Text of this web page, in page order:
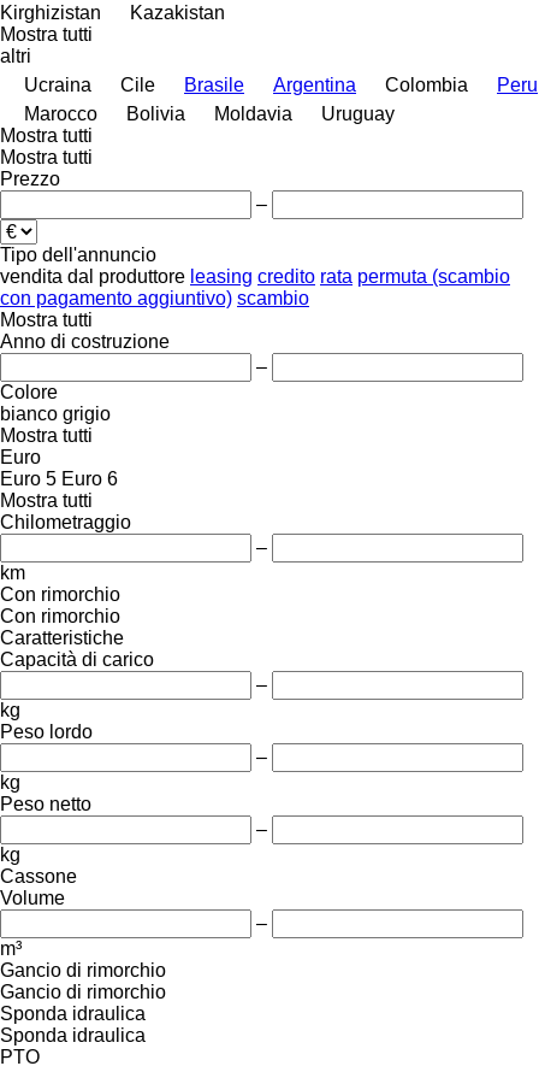
Kirghizistan
Kazakistan
Mostra tutti
altri
Ucraina
Cile Brasile Argentina Colombia
Peru
Marocco
Bolivia Moldavia
Uruguay
Mostra tutti
Mostra tutti
Prezzo
–
Tipo dell'annuncio
vendita dal produttore leasing credito rata permuta (scambio
con pagamento aggiuntivo) scambio
Mostra tutti
Anno di costruzione
–
Colore
bianco grigio
Mostra tutti
Euro
Euro 5 Euro 6
Mostra tutti
Chilometraggio
–
km
Con rimorchio
Con rimorchio
Caratteristiche
Capacità di carico
–
kg
Peso lordo
–
kg
Peso netto
–
kg
Cassone
Volume
–
m³
Gancio di rimorchio
Gancio di rimorchio
Sponda idraulica
Sponda idraulica
PTO